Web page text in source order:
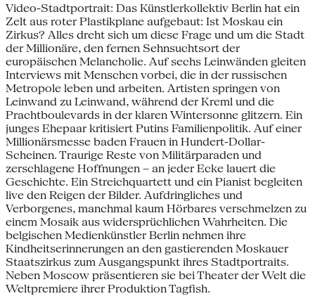
Video-Stadtportrait: Das Künstlerkollektiv Berlin hat ein
Zelt aus roter Plastikplane aufgebaut: Ist Moskau ein
Zirkus? Alles dreht sich um diese Frage und um die Stadt
der Millionäre, den fernen Sehnsuchtsort der
europäischen Melancholie. Auf sechs Leinwänden gleiten
Interviews mit Menschen vorbei, die in der russischen
Metropole leben und arbeiten. Artisten springen von
Leinwand zu Leinwand, während der Kreml und die
Prachtboulevards in der klaren Wintersonne glitzern. Ein
junges Ehepaar kritisiert Putins Familienpolitik. Auf einer
Millionärsmesse baden Frauen in Hundert-Dollar-
Scheinen. Traurige Reste von Militärparaden und
zerschlagene Hoffnungen – an jeder Ecke lauert die
Geschichte. Ein Streichquartett und ein Pianist begleiten
live den Reigen der Bilder. Aufdringliches und
Verborgenes, manchmal kaum Hörbares verschmelzen zu
einem Mosaik aus widersprüchlichen Wahrheiten. Die
belgischen Medienkünstler Berlin nehmen ihre
Kindheitserinnerungen an den gastierenden Moskauer
Staatszirkus zum Ausgangspunkt ihres Stadtportraits.
Neben Moscow präsentieren sie bei Theater der Welt die
Weltpremiere ihrer Produktion Tagfish.